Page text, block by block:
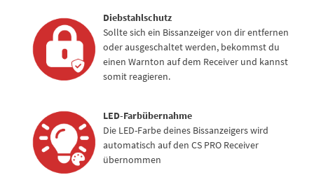
Diebstahlschutz
Sollte sich ein Bissanzeiger von dir entfernen
oder ausgeschaltet werden, bekommst du
einen Warnton auf dem Receiver und kannst
somit reagieren.
LED-Farbübernahme
Die LED-Farbe deines Bissanzeigers wird
automatisch auf den CS PRO Receiver
übernommen